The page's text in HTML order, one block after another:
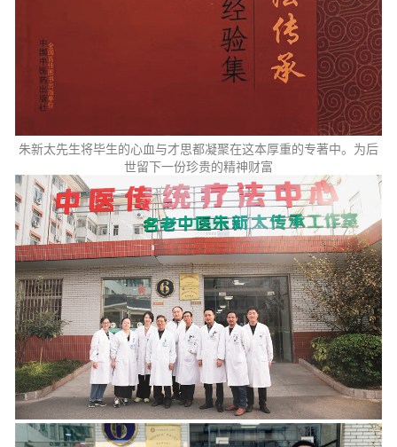
朱新太先生将毕生的心血与才思都凝聚在这本厚重的专著中。为后
世留下一份珍贵的精神财富